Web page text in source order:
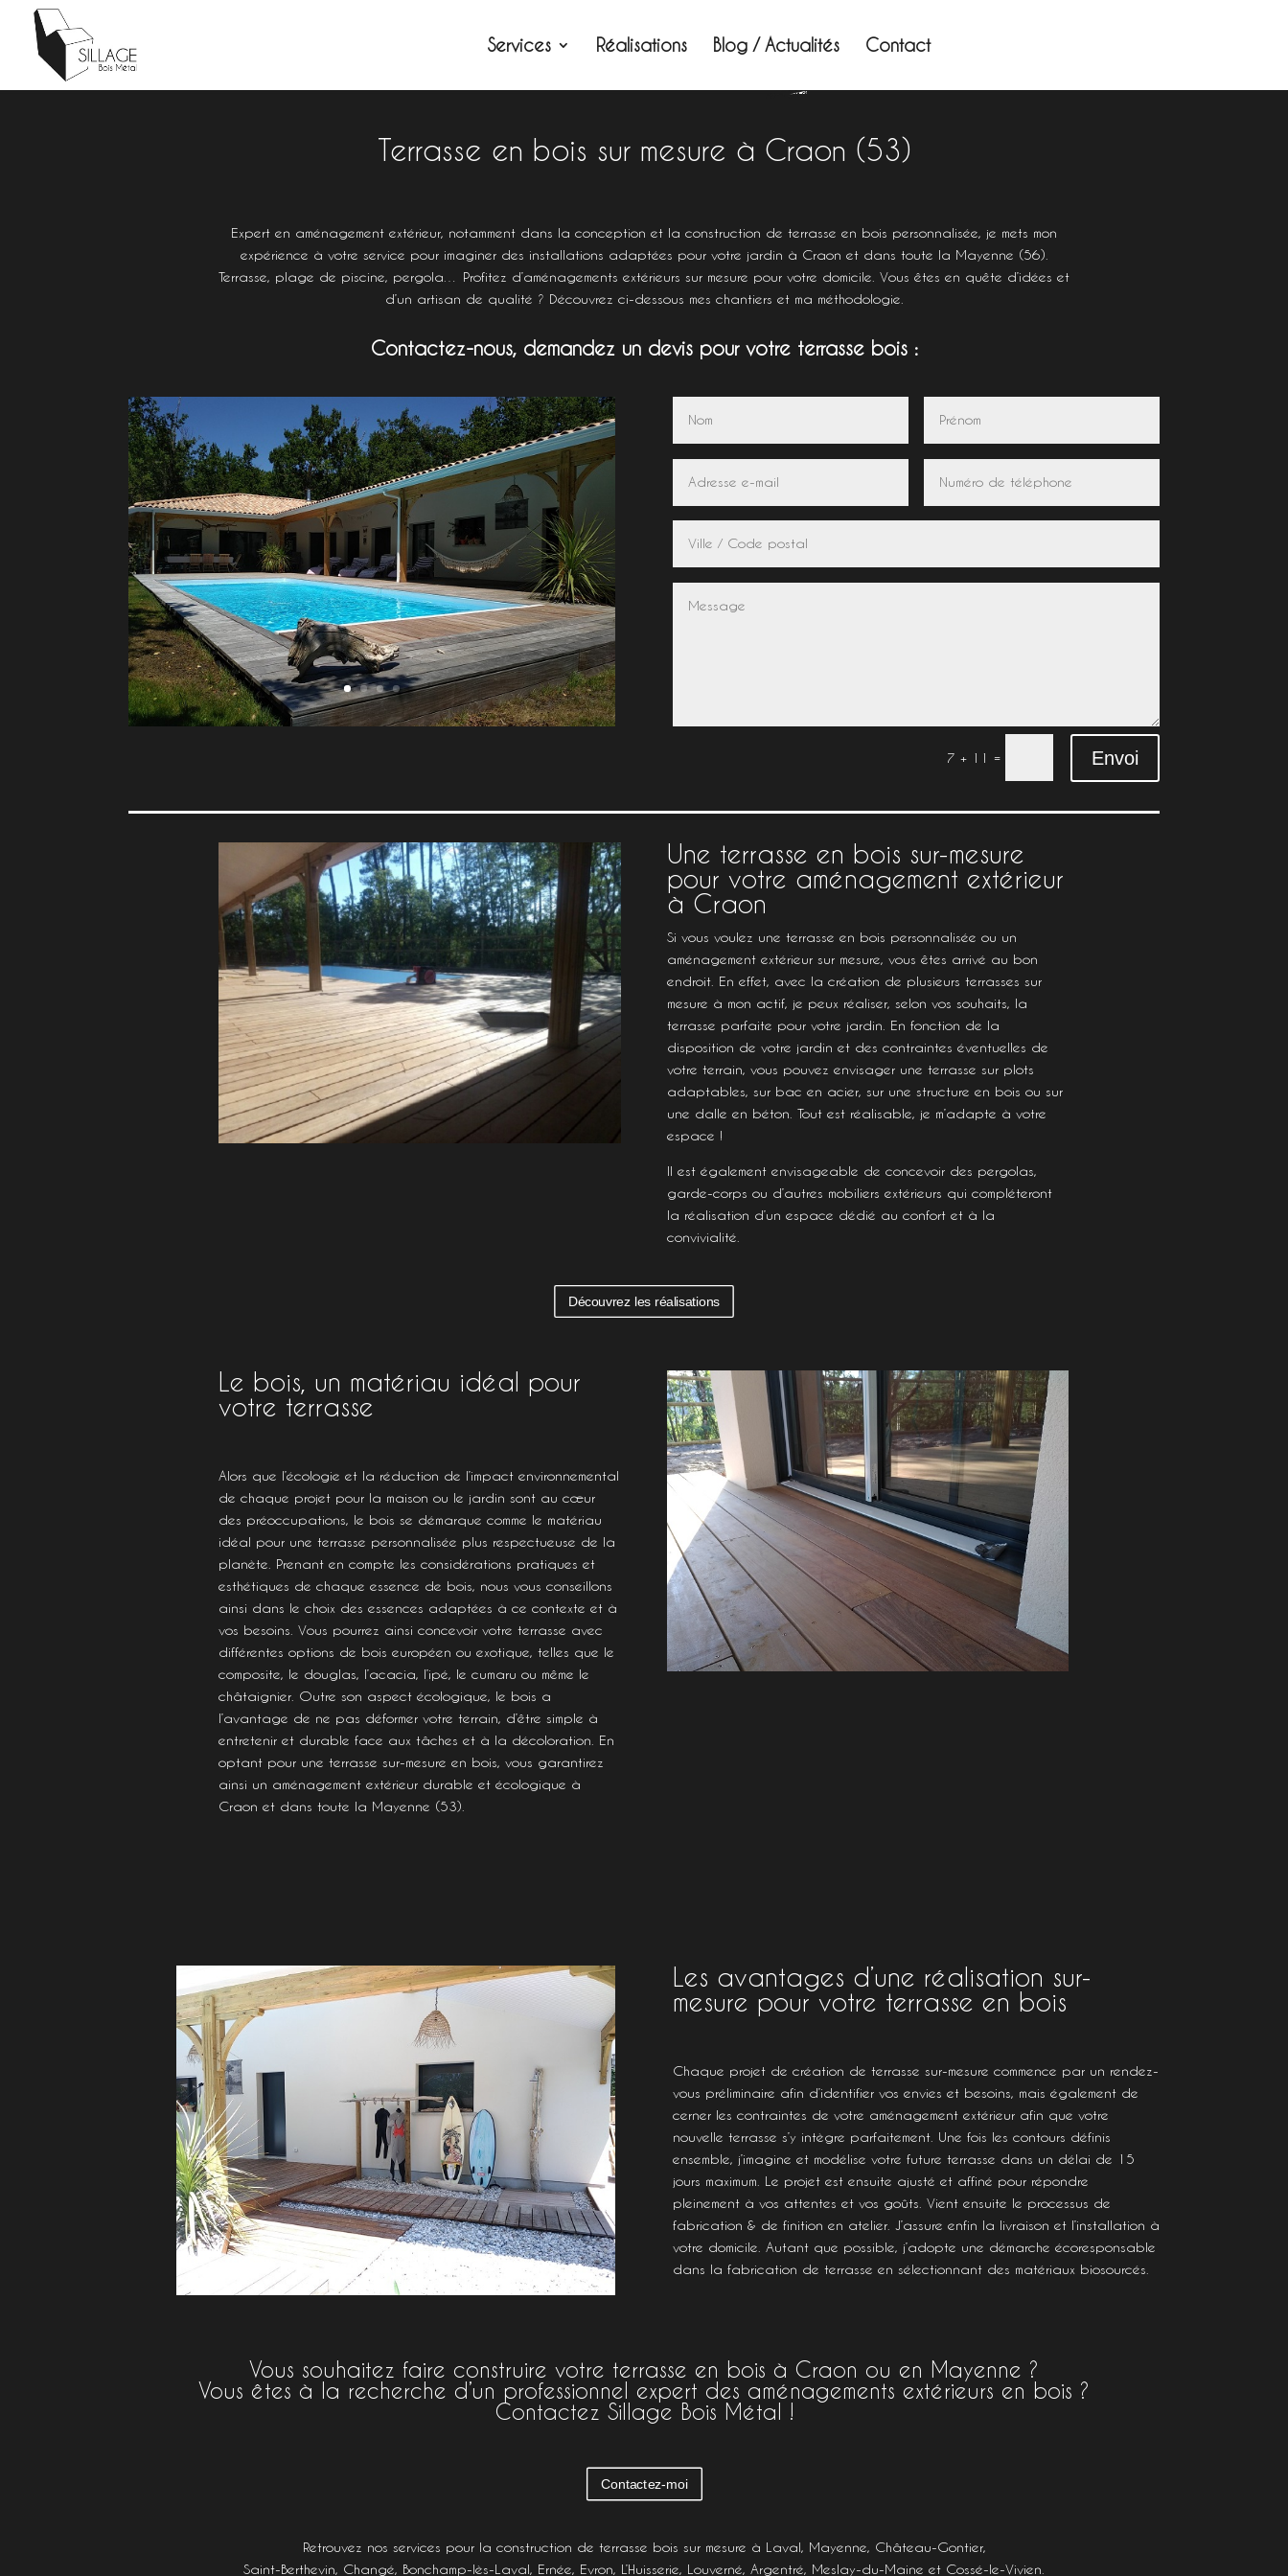
Services Réalisations Blog / Actualités Contact
Terrasse en bois sur mesure à Craon (53)
Expert en aménagement extérieur, notamment dans la conception et la construction de terrasse en bois personnalisée, je mets mon
expérience à votre service pour imaginer des installations adaptées pour votre jardin à Craon et dans toute la Mayenne (56).
Terrasse, plage de piscine, pergola… Profitez d’aménagements extérieurs sur mesure pour votre domicile. Vous êtes en quête d’idées et
d’un artisan de qualité ? Découvrez ci-dessous mes chantiers et ma méthodologie.
Contactez-nous, demandez un devis pour votre terrasse bois :
7 + 11 = Envoi
Une terrasse en bois sur-mesure
pour votre aménagement extérieur
à Craon
Si vous voulez une terrasse en bois personnalisée ou un
aménagement extérieur sur mesure, vous êtes arrivé au bon
endroit. En effet, avec la création de plusieurs terrasses sur
mesure à mon actif, je peux réaliser, selon vos souhaits, la
terrasse parfaite pour votre jardin. En fonction de la
disposition de votre jardin et des contraintes éventuelles de
votre terrain, vous pouvez envisager une terrasse sur plots
adaptables, sur bac en acier, sur une structure en bois ou sur
une dalle en béton. Tout est réalisable, je m’adapte à votre
espace !
Il est également envisageable de concevoir des pergolas,
garde-corps ou d’autres mobiliers extérieurs qui compléteront
la réalisation d’un espace dédié au confort et à la
convivialité.
Découvrez les réalisations
Le bois, un matériau idéal pour
votre terrasse
Alors que l’écologie et la réduction de l’impact environnemental
de chaque projet pour la maison ou le jardin sont au cœur
des préoccupations, le bois se démarque comme le matériau
idéal pour une terrasse personnalisée plus respectueuse de la
planète. Prenant en compte les considérations pratiques et
esthétiques de chaque essence de bois, nous vous conseillons
ainsi dans le choix des essences adaptées à ce contexte et à
vos besoins. Vous pourrez ainsi concevoir votre terrasse avec
différentes options de bois européen ou exotique, telles que le
composite, le douglas, l’acacia, l’ipé, le cumaru ou même le
châtaignier. Outre son aspect écologique, le bois a
l’avantage de ne pas déformer votre terrain, d’être simple à
entretenir et durable face aux tâches et à la décoloration. En
optant pour une terrasse sur-mesure en bois, vous garantirez
ainsi un aménagement extérieur durable et écologique à
Craon et dans toute la Mayenne (53).
Les avantages d’une réalisation sur-
mesure pour votre terrasse en bois
Chaque projet de création de terrasse sur-mesure commence par un rendez-
vous préliminaire afin d’identifier vos envies et besoins, mais également de
cerner les contraintes de votre aménagement extérieur afin que votre
nouvelle terrasse s’y intègre parfaitement. Une fois les contours définis
ensemble, j’imagine et modélise votre future terrasse dans un délai de 15
jours maximum. Le projet est ensuite ajusté et affiné pour répondre
pleinement à vos attentes et vos goûts. Vient ensuite le processus de
fabrication & de finition en atelier. J’assure enfin la livraison et l’installation à
votre domicile. Autant que possible, j’adopte une démarche écoresponsable
dans la fabrication de terrasse en sélectionnant des matériaux biosourcés.
Vous souhaitez faire construire votre terrasse en bois à Craon ou en Mayenne ?
Vous êtes à la recherche d’un professionnel expert des aménagements extérieurs en bois ?
Contactez Sillage Bois Métal !
Contactez-moi
Retrouvez nos services pour la construction de terrasse bois sur mesure à Laval, Mayenne, Château-Gontier,
Saint-Berthevin, Changé, Bonchamp-lès-Laval, Ernée, Evron, L’Huisserie, Louverné, Argentré, Meslay-du-Maine et Cossé-le-Vivien